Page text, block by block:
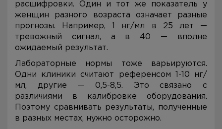
расшифровки. Один и тот же показатель у
женщин разного возраста означает разные
прогнозы. Например, 1 нг/мл в 25 лет —
тревожный сигнал, а в 40 — вполне
ожидаемый результат.
Лабораторные нормы тоже варьируются.
Одни клиники считают референсом 1-10 нг/
мл, другие — 0,5-8,5. Это связано с
различиями в калибровке оборудования.
Поэтому сравнивать результаты, полученные
в разных местах, нужно осторожно.